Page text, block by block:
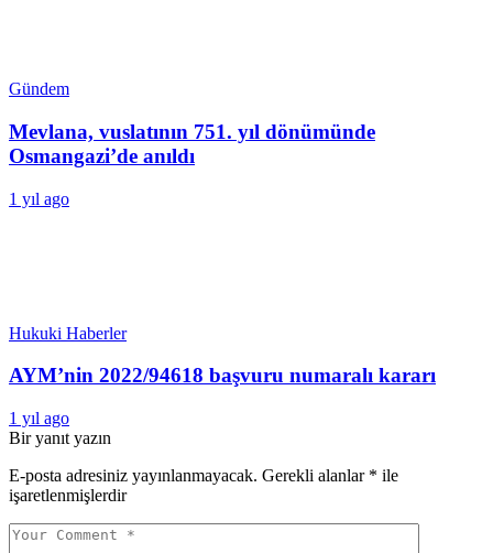
Gündem
Mevlana, vuslatının 751. yıl dönümünde
Osmangazi’de anıldı
1 yıl ago
Hukuki Haberler
AYM’nin 2022/94618 başvuru numaralı kararı
1 yıl ago
Bir yanıt yazın
E-posta adresiniz yayınlanmayacak. Gerekli alanlar * ile
işaretlenmişlerdir